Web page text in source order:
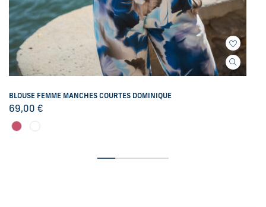
BLOUSE FEMME MANCHES COURTES DOMINIQUE
69,00 €